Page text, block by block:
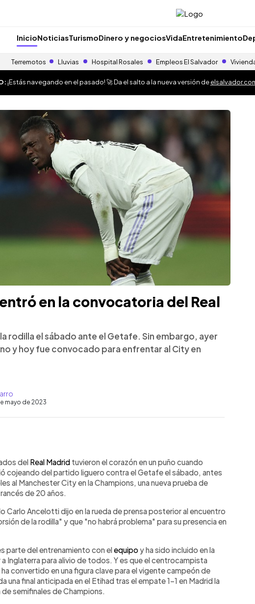
InicioNoticiasTurismoDinero y negociosVidaEntretenimiento
Terremotos Lluvias Hospital Rosales Empleos El Salvador
¡Estás navegando en el pasado! 🚀 Da el salto a la nueva versión de
en la convocatoria del Real
rodilla el sábado ante el Getafe. Sin embargo, ayer
y hoy fue convocado para enfrentar al City en
mayo de 2023
del Real Madrid tuvieron el corazón en un puño cuando
cojeando del partido liguero contra el Getafe el sábado, antes
al Manchester City en la Champions, una nueva prueba de
de 20 años.
Carlo Ancelotti dijo en la rueda de prensa posterior al encuentro
de la rodilla" y que "no habrá problema" para su presencia en
parte del entrenamiento con elequipo y ha sido incluido en la
Inglaterra para alivio de todos. Y es que el centrocampista
convertido en una figura clave para el vigente campeón de
una final anticipada en el Etihad tras el empate 1-1 en Madrid la
semifinales de Champions.